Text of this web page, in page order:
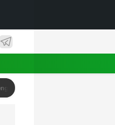
Narkoba di Kepanjen, Sita